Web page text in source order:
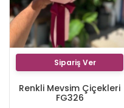
Sipariş Ver
Renkli Mevsim Çiçekleri
FG326